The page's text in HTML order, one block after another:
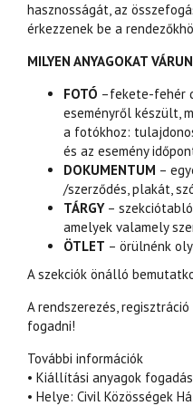
hasznosságát, az
érkezzenek be a
MILYEN ANYAGOKAT
FOTÓ –fekete-fehér
eseményről készült,
a fotókhoz:
és az esemény
DOKUMENTUM –
/szerződés, plakát,
TÁRGY–
amelyek valamely
ÖTLET – örülnénk
A szekciók önálló
A rendszerezés,
fogadni!
További információk
• Kiállítási anyagok
• Helye: Civil Közösségek